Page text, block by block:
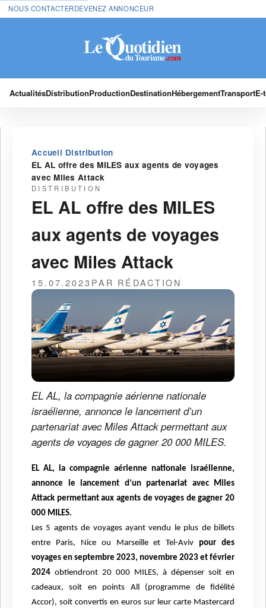
NOUS CONTACTERDEVENEZ ANNONCEUR
ActualitésDistributionProductionDestinationHébergementTransport
Accueil›Distribution›
EL AL offre des MILES aux agents de voyages
avec Miles Attack
DISTRIBUTION
EL AL offre des MILES
aux agents de voyages
avec Miles Attack
15.07.2023PAR RÉDACTION
EL AL, la compagnie aérienne nationale
israélienne, annonce le lancement d’un
partenariat avec Miles Attack permettant aux
agents de voyages de gagner 20 000 MILES.
EL AL, la compagnie aérienne nationale israélienne,
annonce le lancement d’un partenariat avec Miles
Attack permettant aux agents de voyages de gagner 20
000 MILES.
Les 5 agents de voyages ayant vendu le plus de billets
entre Paris, Nice ou Marseille et Tel-Avivpour des
voyages en septembre 2023, novembre 2023 et février
2024 obtiendront 20 000 MILES, à dépenser soit en
cadeaux, soit en points All (programme de fidélité
Accor), soit convertis en euros sur leur carte Mastercard